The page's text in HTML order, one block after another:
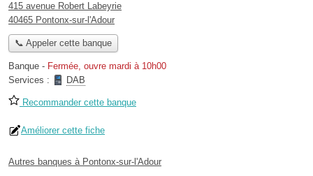
415 avenue Robert Labeyrie
40465 Pontonx-sur-l'Adour
📞 Appeler cette banque
Banque - Fermée, ouvre mardi à 10h00
Services :
DAB
Recommander cette banque
Améliorer cette fiche
Autres banques à Pontonx-sur-l'Adour